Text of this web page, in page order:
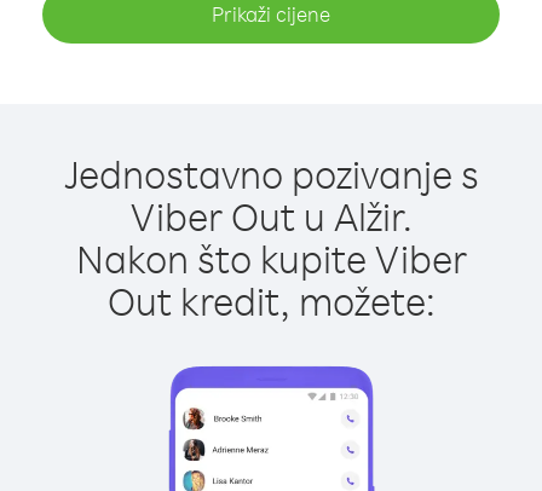
Prikaži cijene
Jednostavno pozivanje s
Viber Out u Alžir.
Nakon što kupite Viber
Out kredit, možete: